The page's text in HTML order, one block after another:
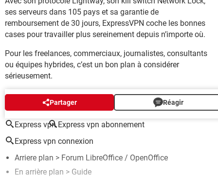
ses serveurs dans 105 pays et sa garantie de
remboursement de 30 jours, ExpressVPN coche les bonnes
cases pour travailler plus sereinement depuis n’importe où.
Pour les freelances, commerciaux, journalistes, consultants
ou équipes hybrides, c’est un bon plan à considérer
sérieusement.
Partager Réagir
AUTOUR DU MÊME SUJET
Express vpn Express vpn abonnement
Express vpn connexion
Arriere plan > Forum LibreOffice / OpenOffice
En arrière plan > Guide